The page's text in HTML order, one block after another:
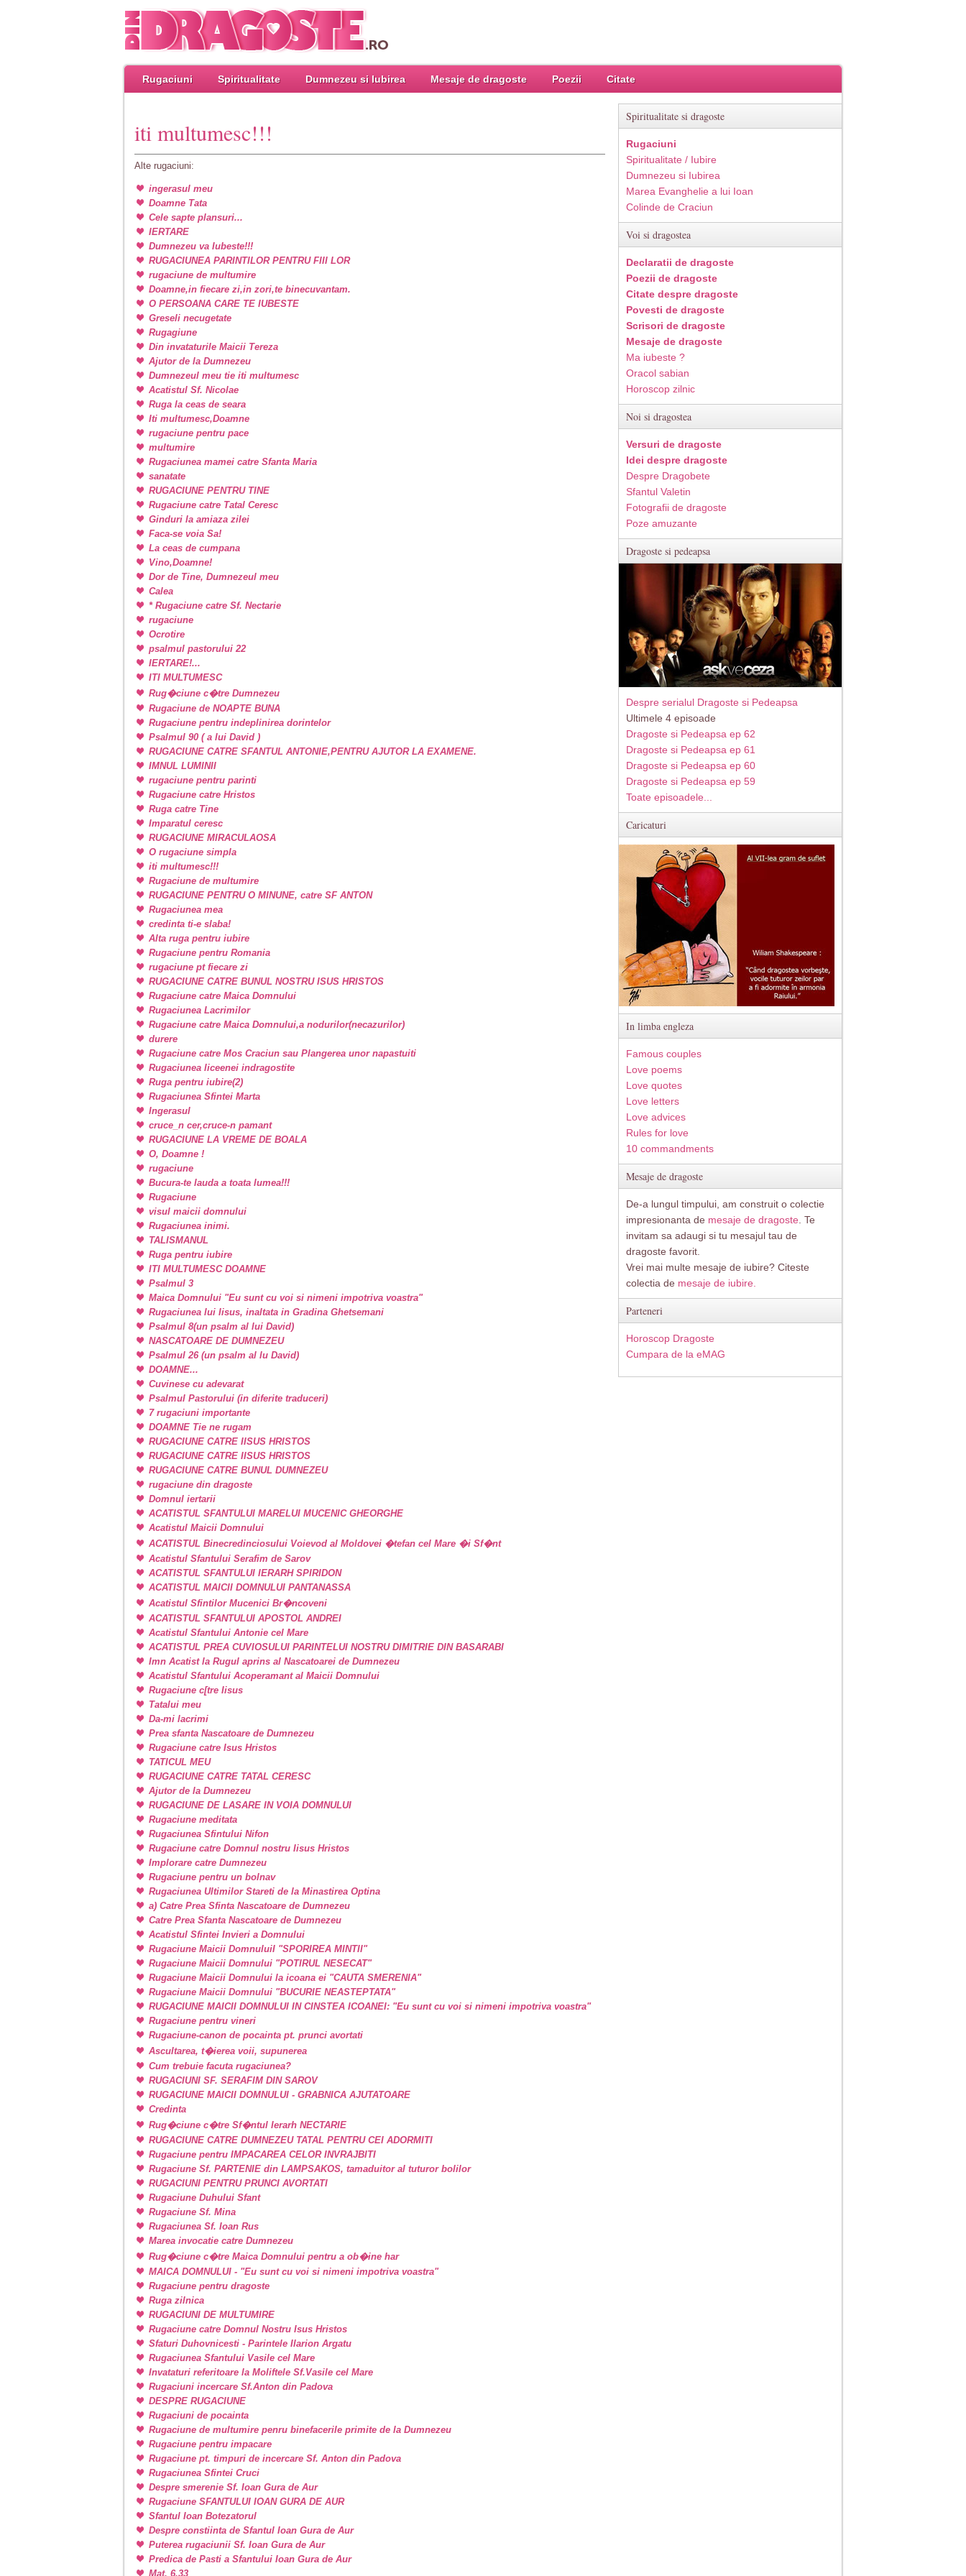
Rugaciuni Spiritualitate Dumnezeu si Iubirea Mesaje de dragoste Poezii Citate
iti multumesc!!!
Alte rugaciuni:
ingerasul meu
Doamne Tata
Cele sapte plansuri...
IERTARE
Dumnezeu va Iubeste!!!
RUGACIUNEA PARINTILOR PENTRU FIII LOR
rugaciune de multumire
Doamne,in fiecare zi,in zori,te binecuvantam.
O PERSOANA CARE TE IUBESTE
Greseli necugetate
Rugagiune
Din invataturile Maicii Tereza
Ajutor de la Dumnezeu
Dumnezeul meu tie iti multumesc
Acatistul Sf. Nicolae
Ruga la ceas de seara
Iti multumesc,Doamne
rugaciune pentru pace
multumire
Rugaciunea mamei catre Sfanta Maria
sanatate
RUGACIUNE PENTRU TINE
Rugaciune catre Tatal Ceresc
Ginduri la amiaza zilei
Faca-se voia Sa!
La ceas de cumpana
Vino,Doamne!
Dor de Tine, Dumnezeul meu
Calea
* Rugaciune catre Sf. Nectarie
rugaciune
Ocrotire
psalmul pastorului 22
IERTARE!...
ITI MULTUMESC
Rug�ciune c�tre Dumnezeu
Rugaciune de NOAPTE BUNA
Rugaciune pentru indeplinirea dorintelor
Psalmul 90 ( a lui David )
RUGACIUNE CATRE SFANTUL ANTONIE,PENTRU AJUTOR LA EXAMENE.
IMNUL LUMINII
rugaciune pentru parinti
Rugaciune catre Hristos
Ruga catre Tine
Imparatul ceresc
RUGACIUNE MIRACULAOSA
O rugaciune simpla
iti multumesc!!!
Rugaciune de multumire
RUGACIUNE PENTRU O MINUNE, catre SF ANTON
Rugaciunea mea
credinta ti-e slaba!
Alta ruga pentru iubire
Rugaciune pentru Romania
rugaciune pt fiecare zi
RUGACIUNE CATRE BUNUL NOSTRU ISUS HRISTOS
Rugaciune catre Maica Domnului
Rugaciunea Lacrimilor
Rugaciune catre Maica Domnului,a nodurilor(necazurilor)
durere
Rugaciune catre Mos Craciun sau Plangerea unor napastuiti
Rugaciunea liceenei indragostite
Ruga pentru iubire(2)
Rugaciunea Sfintei Marta
Ingerasul
cruce_n cer,cruce-n pamant
RUGACIUNE LA VREME DE BOALA
O, Doamne !
rugaciune
Bucura-te lauda a toata lumea!!!
Rugaciune
visul maicii domnului
Rugaciunea inimi.
TALISMANUL
Ruga pentru iubire
ITI MULTUMESC DOAMNE
Psalmul 3
Maica Domnului "Eu sunt cu voi si nimeni impotriva voastra"
Rugaciunea lui Iisus, inaltata in Gradina Ghetsemani
Psalmul 8(un psalm al lui David)
NASCATOARE DE DUMNEZEU
Psalmul 26 (un psalm al lu David)
DOAMNE...
Cuvinese cu adevarat
Psalmul Pastorului (in diferite traduceri)
7 rugaciuni importante
DOAMNE Tie ne rugam
RUGACIUNE CATRE IISUS HRISTOS
RUGACIUNE CATRE IISUS HRISTOS
RUGACIUNE CATRE BUNUL DUMNEZEU
rugaciune din dragoste
Domnul iertarii
ACATISTUL SFANTULUI MARELUI MUCENIC GHEORGHE
Acatistul Maicii Domnului
ACATISTUL Binecredinciosului Voievod al Moldovei �tefan cel Mare �i Sf�nt
Acatistul Sfantului Serafim de Sarov
ACATISTUL SFANTULUI IERARH SPIRIDON
ACATISTUL MAICII DOMNULUI PANTANASSA
Acatistul Sfintilor Mucenici Br�ncoveni
ACATISTUL SFANTULUI APOSTOL ANDREI
Acatistul Sfantului Antonie cel Mare
ACATISTUL PREA CUVIOSULUI PARINTELUI NOSTRU DIMITRIE DIN BASARABI
Imn Acatist la Rugul aprins al Nascatoarei de Dumnezeu
Acatistul Sfantului Acoperamant al Maicii Domnului
Rugaciune c[tre Iisus
Tatalui meu
Da-mi lacrimi
Prea sfanta Nascatoare de Dumnezeu
Rugaciune catre Isus Hristos
TATICUL MEU
RUGACIUNE CATRE TATAL CERESC
Ajutor de la Dumnezeu
RUGACIUNE DE LASARE IN VOIA DOMNULUI
Rugaciune meditata
Rugaciunea Sfintului Nifon
Rugaciune catre Domnul nostru Iisus Hristos
Implorare catre Dumnezeu
Rugaciune pentru un bolnav
Rugaciunea Ultimilor Stareti de la Minastirea Optina
a) Catre Prea Sfinta Nascatoare de Dumnezeu
Catre Prea Sfanta Nascatoare de Dumnezeu
Acatistul Sfintei Invieri a Domnului
Rugaciune Maicii DomnuluiI "SPORIREA MINTII"
Rugaciune Maicii Domnului "POTIRUL NESECAT"
Rugaciune Maicii Domnului la icoana ei "CAUTA SMERENIA"
Rugaciune Maicii Domnului "BUCURIE NEASTEPTATA"
RUGACIUNE MAICII DOMNULUI IN CINSTEA ICOANEI: "Eu sunt cu voi si nimeni impotriva voastra"
Rugaciune pentru vineri
Rugaciune-canon de pocainta pt. prunci avortati
Ascultarea, t�ierea voii, supunerea
Cum trebuie facuta rugaciunea?
RUGACIUNI SF. SERAFIM DIN SAROV
RUGACIUNE MAICII DOMNULUI - GRABNICA AJUTATOARE
Credinta
Rug�ciune c�tre Sf�ntul Ierarh NECTARIE
RUGACIUNE CATRE DUMNEZEU TATAL PENTRU CEI ADORMITI
Rugaciune pentru IMPACAREA CELOR INVRAJBITI
Rugaciune Sf. PARTENIE din LAMPSAKOS, tamaduitor al tuturor bolilor
RUGACIUNI PENTRU PRUNCI AVORTATI
Rugaciune Duhului Sfant
Rugaciune Sf. Mina
Rugaciunea Sf. Ioan Rus
Marea invocatie catre Dumnezeu
Rug�ciune c�tre Maica Domnului pentru a ob�ine har
MAICA DOMNULUI - "Eu sunt cu voi si nimeni impotriva voastra"
Rugaciune pentru dragoste
Ruga zilnica
RUGACIUNI DE MULTUMIRE
Rugaciune catre Domnul Nostru Isus Hristos
Sfaturi Duhovnicesti - Parintele Ilarion Argatu
Rugaciunea Sfantului Vasile cel Mare
Invataturi referitoare la Moliftele Sf.Vasile cel Mare
Rugaciuni incercare Sf.Anton din Padova
DESPRE RUGACIUNE
Rugaciuni de pocainta
Rugaciune de multumire penru binefacerile primite de la Dumnezeu
Rugaciune pentru impacare
Rugaciune pt. timpuri de incercare Sf. Anton din Padova
Rugaciunea Sfintei Cruci
Despre smerenie Sf. Ioan Gura de Aur
Rugaciune SFANTULUI IOAN GURA DE AUR
Sfantul Ioan Botezatorul
Despre constiinta de Sfantul Ioan Gura de Aur
Puterea rugaciunii Sf. Ioan Gura de Aur
Predica de Pasti a Sfantului Ioan Gura de Aur
Mat. 6,33
Spiritualitate si dragoste
Rugaciuni
Spiritualitate / Iubire
Dumnezeu si Iubirea
Marea Evanghelie a lui Ioan
Colinde de Craciun
Voi si dragostea
Declaratii de dragoste
Poezii de dragoste
Citate despre dragoste
Povesti de dragoste
Scrisori de dragoste
Mesaje de dragoste
Ma iubeste ?
Oracol sabian
Horoscop zilnic
Noi si dragostea
Versuri de dragoste
Idei despre dragoste
Despre Dragobete
Sfantul Valetin
Fotografii de dragoste
Poze amuzante
Dragoste si pedeapsa
Despre serialul Dragoste si Pedeapsa
Ultimele 4 episoade
Dragoste si Pedeapsa ep 62
Dragoste si Pedeapsa ep 61
Dragoste si Pedeapsa ep 60
Dragoste si Pedeapsa ep 59
Toate episoadele...
Caricaturi
In limba engleza
Famous couples
Love poems
Love quotes
Love letters
Love advices
Rules for love
10 commandments
Mesaje de dragoste
De-a lungul timpului, am construit o colectie
impresionanta de mesaje de dragoste . Te
invitam sa adaugi si tu mesajul tau de
dragoste favorit.
Vrei mai multe mesaje de iubire? Citeste
colectia de mesaje de iubire.
Parteneri
Horoscop Dragoste
Cumpara de la eMAG